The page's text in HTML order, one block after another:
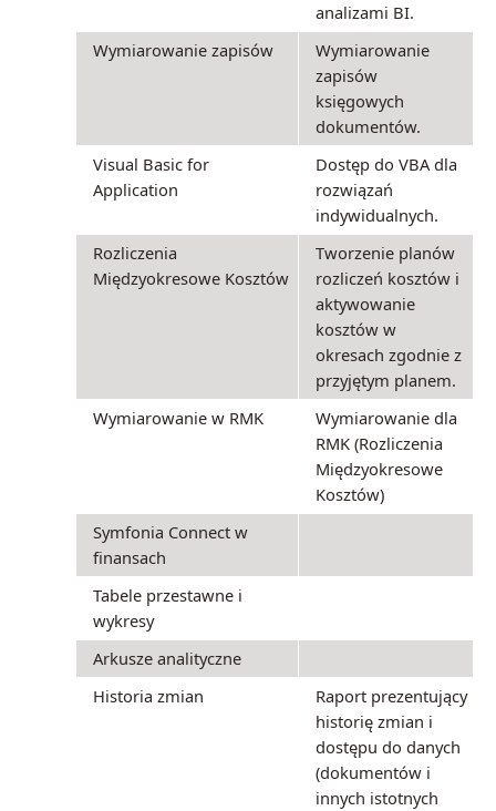
analizami BI.
Wymiarowanie zapisów
Wymiarowanie
zapisów
księgowych
dokumentów.
Visual Basic for
Application
Dostęp do VBA dla
rozwiązań
indywidualnych.
Rozliczenia
Międzyokresowe Kosztów
Tworzenie planów
rozliczeń kosztów i
aktywowanie
kosztów w
okresach zgodnie z
przyjętym planem.
Wymiarowanie w RMK
Wymiarowanie dla
RMK (Rozliczenia
Międzyokresowe
Kosztów)
Symfonia Connect w
finansach
Tabele przestawne i
wykresy
Arkusze analityczne
Historia zmian
Raport prezentujący
historię zmian i
dostępu do danych
(dokumentów i
innych istotnych